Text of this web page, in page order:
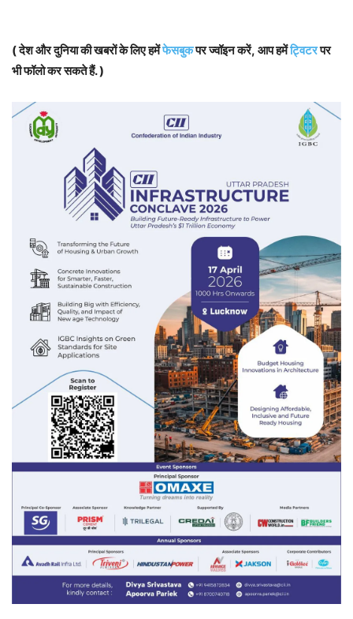
( देश और दुनिया की खबरों के लिए हमेंफेसबुकपर ज्वॉइन करें, आप हमेंट्विटरपर
भी फॉलो कर सकते हैं. )